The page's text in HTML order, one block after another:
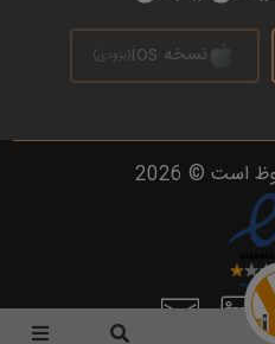
نسخه ios (بزودی)
© 2026